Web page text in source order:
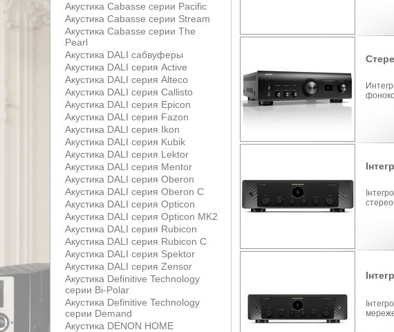
Акустика Cabasse серии Pacific
Акустика Cabasse серии Stream
Акустика Cabasse серии The
Pearl
Акустика DALI сабвуферы
Акустика DALI серия Active
Акустика DALI серия Alteco
Акустика DALI серия Callisto
Акустика DALI серия Epicon
Акустика DALI серия Fazon
Акустика DALI серия Ikon
Акустика DALI серия Kubik
Акустика DALI серия Lektor
Акустика DALI серия Mentor
Акустика DALI серия Oberon
Акустика DALI серия Oberon С
Акустика DALI серия Opticon
Акустика DALI серия Opticon MK2
Акустика DALI серия Rubicon
Акустика DALI серия Rubicon С
Акустика DALI серия Spektor
Акустика DALI серия Zensor
Акустика Definitive Technology
серии Bi-Polar
Акустика Definitive Technology
серии Demand
Акустика DENON HOME